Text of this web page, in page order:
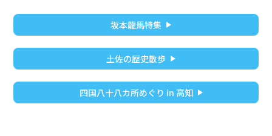
坂本龍馬特集
土佐の歴史散歩
四国八十八カ所めぐり in 高知